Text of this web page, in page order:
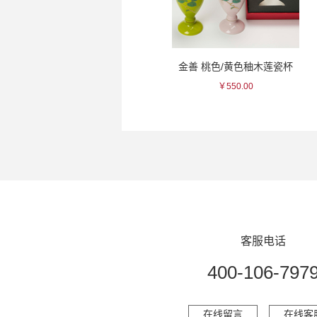
一真 蓝色点削瓷杯
￥110.00
客服电话
400-106-
在线留言 在线客